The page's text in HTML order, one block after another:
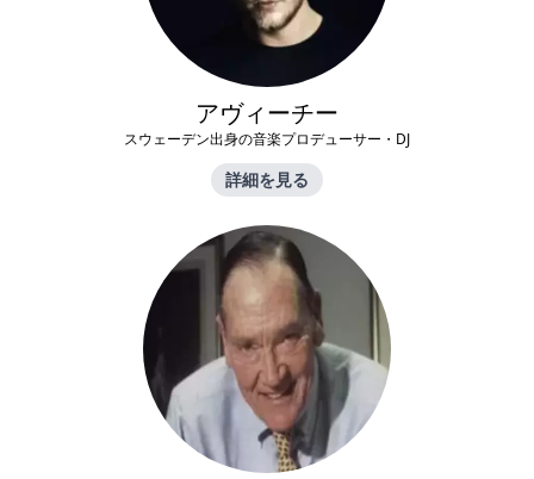
アヴィーチー
スウェーデン出身の音楽プロデューサー・DJ
詳細を見る